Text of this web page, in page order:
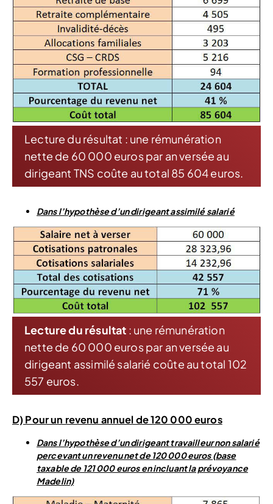
Lecture du résultat : une rémunération
nette de 60 000 euros par an versée au
dirigeant TNS coûte au total 85 604 euros.
Dans l’hypothèse d’un dirigeant assimilé salarié
Lecture du résultat : une rémunération
nette de 60 000 euros par an versée au
dirigeant assimilé salarié coûte au total 102
557 euros.
D) Pour un revenu annuel de 120 000 euros
Dans l’hypothèse d’un dirigeant travailleur non salarié
percevant un revenu net de 120 000 euros (base
taxable de 121 000 euros en incluant la prévoyance
Madelin)